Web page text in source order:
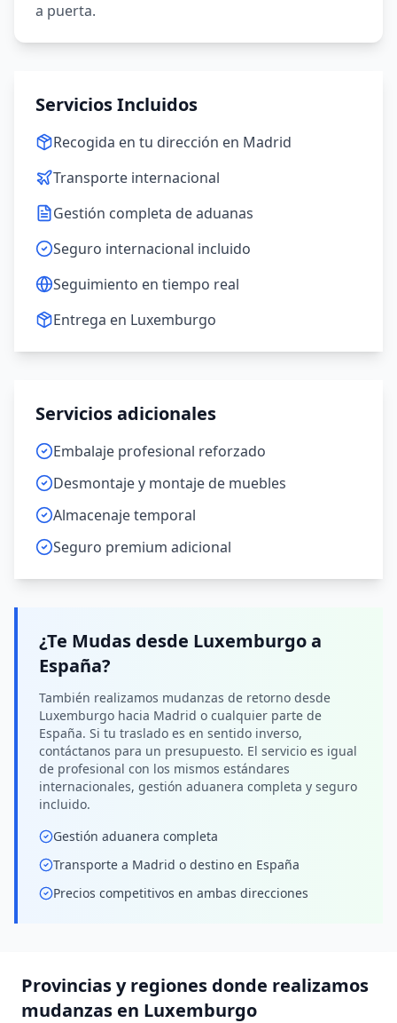
a puerta.
Servicios Incluidos
Recogida en tu dirección en Madrid
Transporte internacional
Gestión completa de aduanas
Seguro internacional incluido
Seguimiento en tiempo real
Entrega en Luxemburgo
Servicios adicionales
Embalaje profesional reforzado
Desmontaje y montaje de muebles
Almacenaje temporal
Seguro premium adicional
¿Te Mudas desde Luxemburgoa
España?
También realizamos mudanzas de retorno desde
Luxemburgo hacia Madrid o cualquier parte de
España. Si tu traslado es en sentido inverso,
contáctanos para un presupuesto. El servicio es igual
de profesional con los mismos estándares
internacionales, gestión aduanera completa y seguro
incluido.
Gestión aduanera completa
Transporte a Madrid o destino en España
Precios competitivos en ambas direcciones
Provincias y regiones donde realizamos
mudanzas en Luxemburgo